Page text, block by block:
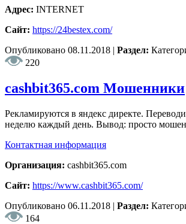
Адрес: INTERNET
Сайт: https://24bestex.com/
Опубликовано 08.11.2018 | Раздел:
220
cashbit365.com Мошенники
Рекламируются в яндекс директе.
неделю каждый день. Вывод: просто
Контактная информация
Организация: cashbit365.com
Сайт: https://www.cashbit365.com/
Опубликовано 06.11.2018 | Раздел:
164